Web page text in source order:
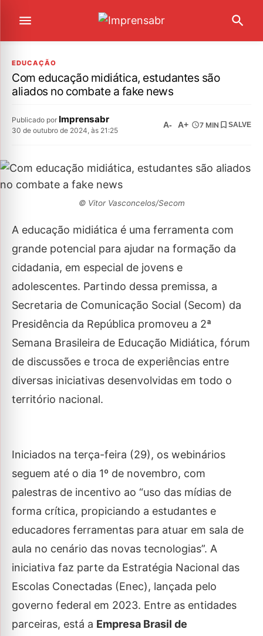
EDUCAÇÃO
Com educação midiática, estudantes são
aliados no combate a fake news
Publicado por Imprensabr
30 de outubro de 2024, às 21:25
A- A+ 7 MIN SALVE
© Vitor Vasconcelos/Secom
A educação midiática é uma ferramenta com
grande potencial para ajudar na formação da
cidadania, em especial de jovens e
adolescentes. Partindo dessa premissa, a
Secretaria de Comunicação Social (Secom) da
Presidência da República promoveu a 2ª
Semana Brasileira de Educação Midiática, fórum
de discussões e troca de experiências entre
diversas iniciativas desenvolvidas em todo o
território nacional.
Iniciados na terça-feira (29), os webinários
seguem até o dia 1º de novembro, com
palestras de incentivo ao “uso das mídias de
forma crítica, propiciando a estudantes e
educadores ferramentas para atuar em sala de
aula no cenário das novas tecnologias”. A
iniciativa faz parte da Estratégia Nacional das
Escolas Conectadas (Enec), lançada pelo
governo federal em 2023. Entre as entidades
parceiras, está a Empresa Brasil de